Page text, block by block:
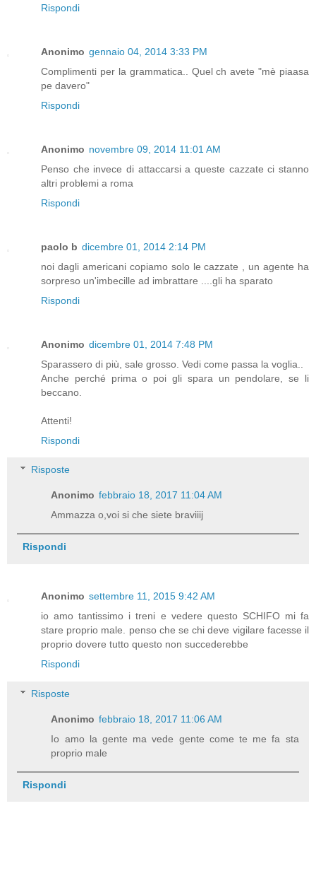
Rispondi
Anonimo gennaio 04, 2014 3:33 PM
Complimenti per la grammatica.. Quel ch avete "mè piaasa
pe davero"
Rispondi
Anonimo novembre 09, 2014 11:01 AM
Penso che invece di attaccarsi a queste cazzate ci stanno
altri problemi a roma
Rispondi
paolo b dicembre 01, 2014 2:14 PM
noi dagli americani copiamo solo le cazzate , un agente ha
sorpreso un'imbecille ad imbrattare ....gli ha sparato
Rispondi
Anonimo dicembre 01, 2014 7:48 PM
Sparassero di più, sale grosso. Vedi come passa la voglia..
Anche perché prima o poi gli spara un pendolare, se li
beccano.
Attenti!
Rispondi
Risposte
Anonimo febbraio 18, 2017 11:04 AM
Ammazza o,voi si che siete braviiij
Rispondi
Anonimo settembre 11, 2015 9:42 AM
io amo tantissimo i treni e vedere questo SCHIFO mi fa
stare proprio male. penso che se chi deve vigilare facesse il
proprio dovere tutto questo non succederebbe
Rispondi
Risposte
Anonimo febbraio 18, 2017 11:06 AM
Io amo la gente ma vede gente come te me fa sta
proprio male
Rispondi